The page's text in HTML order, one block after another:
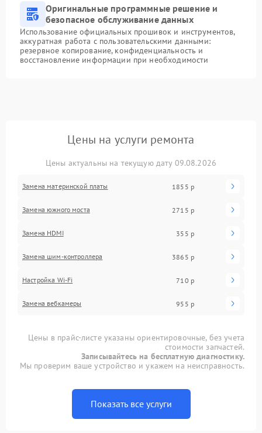
Оригинальные программные решение и
безопасное обслуживание данных
Использование официальных прошивок и инструментов,
аккуратная работа с пользовательскими данными:
резервное копирование, конфиденциальность и
восстановление информации при необходимости
Цены на услуги ремонта
Цены актуальны на текущую дату 09.08.2026
Замена материнской платы 1855 р
Замена южного моста 2715 р
Замена HDMI 355 р
Замена шим-контроллера 3865 р
Настройка Wi-Fi 710 р
Замена вебкамеры 955 р
Цены в прайс-листе указаны ориентировочные, без учета
стоимости запчастей.
Записывайтесь на бесплатную диагностику.
Мы проверим ваше устройство и укажем на неисправность.
Показать все услуги